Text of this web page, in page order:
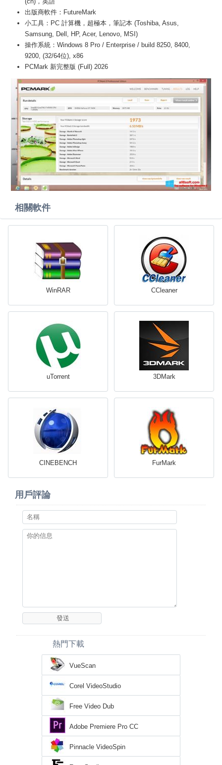
出版商軟件：FutureMark
小工具：PC 計算機，超極本，筆記本 (Toshiba, Asus,
Samsung, Dell, HP, Acer, Lenovo, MSI)
操作系統：Windows 8 Pro / Enterprise / build 8250, 8400,
9200, (32/64位), x86
PCMark 新完整版 (Full) 2026
相關軟件
WinRAR CCleaner
uTorrent 3DMark
CINEBENCH FurMark
用戶評論
熱門下載
VueScan
Corel VideoStudio
Free Video Dub
Adobe Premiere Pro CC
Pinnacle VideoSpin